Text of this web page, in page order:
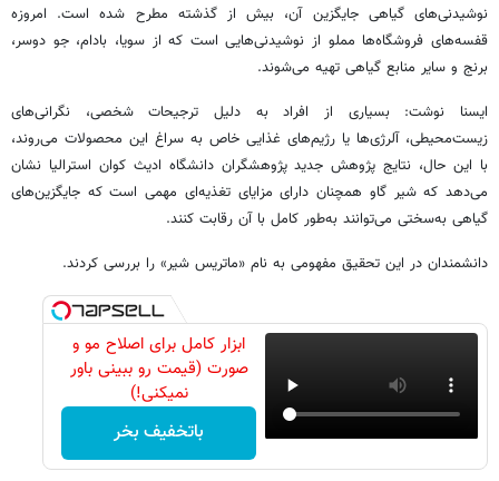
نوشیدنی‌های گیاهی جایگزین آن، بیش از گذشته مطرح شده است. امروزه
قفسه‌های فروشگاه‌ها مملو از نوشیدنی‌هایی است که از سویا، بادام، جو دوسر،
برنج و سایر منابع گیاهی تهیه می‌شوند.
ایسنا نوشت: بسیاری از افراد به دلیل ترجیحات شخصی، نگرانی‌های
زیست‌محیطی، آلرژی‌ها یا رژیم‌های غذایی خاص به سراغ این محصولات می‌روند،
با این حال، نتایج پژوهش جدید پژوهشگران دانشگاه ادیث کوان استرالیا نشان
می‌دهد که شیر گاو همچنان دارای مزایای تغذیه‌ای مهمی است که جایگزین‌های
گیاهی به‌سختی می‌توانند به‌طور کامل با آن رقابت کنند.
دانشمندان در این تحقیق مفهومی به نام «ماتریس شیر» را بررسی کردند.
ابزار کامل برای اصلاح مو و
صورت (قیمت رو ببینی باور
نمیکنی!)
باتخفیف بخر